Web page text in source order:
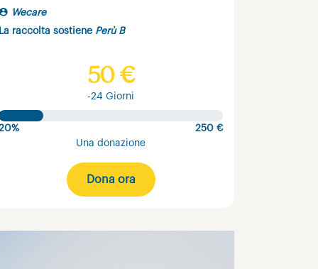
Wecare
La raccolta sostiene Perù B
50 €
-24 Giorni
250 €
Una donazione
Dona ora